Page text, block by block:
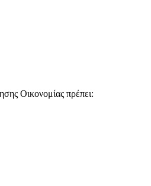
Οικονομίας πρέπει: